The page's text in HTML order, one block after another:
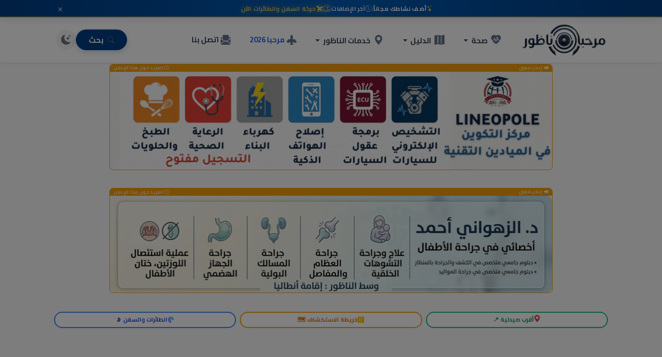
أضف نشاطك مجاناً| آخر الإضافات| حركة السفن والطائرات الآن ×
صحة الدليل خدمات الناظور مرحبا 2026 اتصل بنا بحث
إعلان ممول المزيد حول هذا الإعلان
إعلان ممول المزيد حول هذا الإعلان
أقرب صيدلية 📍 خريطة الاستكشاف 🗺️ الطائرات والسفن 📡